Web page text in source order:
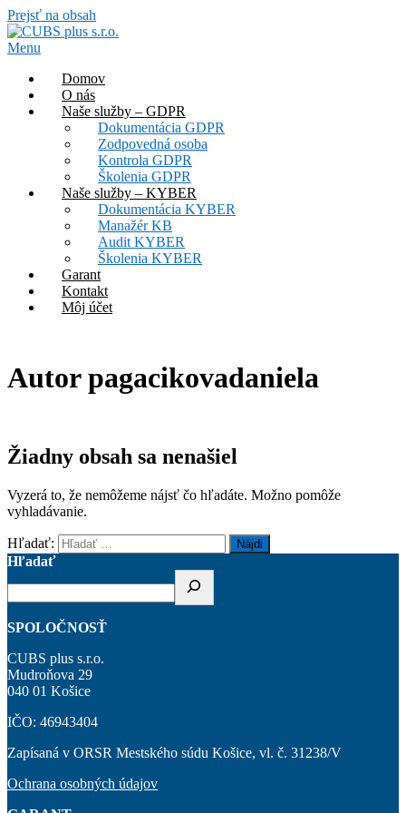
Prejsť na obsah
Menu
Domov
O nás
Naše služby – GDPR
Dokumentácia GDPR
Zodpovedná osoba
Kontrola GDPR
Školenia GDPR
Naše služby – KYBER
Dokumentácia KYBER
Manažér KB
Audit KYBER
Školenia KYBER
Garant
Kontakt
Môj účet
Autorpagacikovadaniela
Žiadny obsah sa nenašiel
Vyzerá to, že nemôžeme nájsť čo hľadáte. Možno pomôže
vyhladávanie.
Hľadať:
Hľadať
SPOLOČNOSŤ
CUBS plus s.r.o.
Mudroňova 29
040 01 Košice
IČO: 46943404
Zapísaná v ORSR Mestského súdu Košice, vl. č. 31238/V
Ochrana osobných údajov